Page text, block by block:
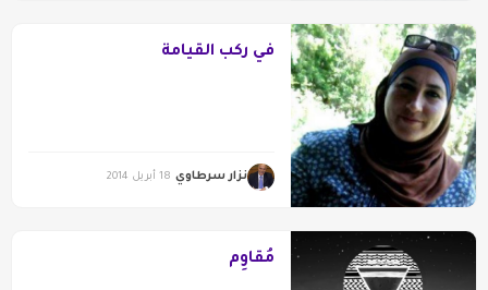
في ركب القيامة
نزار سرطاوي 18 أبريل 2014
مُقاوِم